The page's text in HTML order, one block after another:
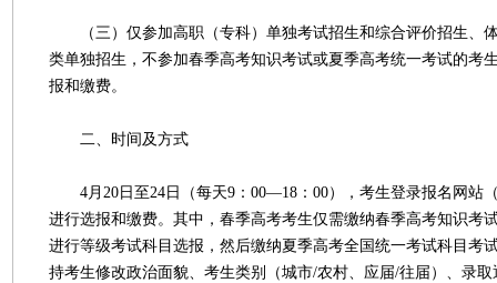
（三）仅参加高职（专科）单独考试招生和综合评价招生、
类单独招生，不参加春季高考知识考试或夏季高考统一考试的考
报和缴费。
二、时间及方式
4月20日至24日（每天9：00—18：00），考生登录报名网站（
进行选报和缴费。其中，春季高考考生仅需缴纳春季高考知识考
进行等级考试科目选报，然后缴纳夏季高考全国统一考试科目考
持考生修改政治面貌、考生类别（城市/农村、应届/往届）、录